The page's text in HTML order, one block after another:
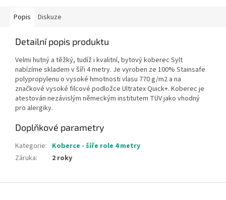
Popis Diskuze
Detailní popis produktu
Velmi hutný a těžký, tudíž i kvalitní, bytový koberec Sylt
nabízíme skladem v šíři 4 metry. Je vyroben ze 100% Stainsafe
polypropylenu o vysoké hmotnosti vlasu 770 g/m2 a na
značkové vysoké filcové podložce Ultratex Quick+. Koberec je
atestován nezávislým německým institutem TÜV jako vhodný
pro alergiky.
Doplňkové parametry
Kategorie: Koberce - šíře role 4 metry
Záruka: 2 roky